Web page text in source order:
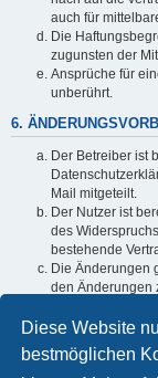
Diese Website
bestmöglichen
auch für
Die
zugunsten der
Ansprüche für
unberührt.
6.
Der Betreiber ist
Mail mitgeteilt.
Der Nutzer ist
des
bestehende
Die Änderungen
den Änderungen
Informationen über
sind in der